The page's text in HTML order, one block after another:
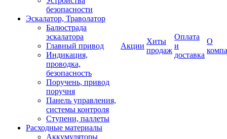
безопасности
Эскалатор, Траволатор
Балюстрада
эскалатора
Главный привод
Индикация,
проводка,
безопасность
Поручень, привод
поручня
Панель управления,
системы контроля
Ступени, паллеты
Расходные материалы
Аккумуляторы
Акции
Хиты
продаж
Оплата
и
доставка
О